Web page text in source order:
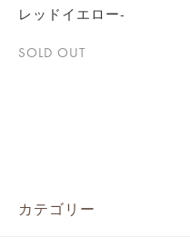
レッドイエロー-
SOLD OUT
カテゴリー